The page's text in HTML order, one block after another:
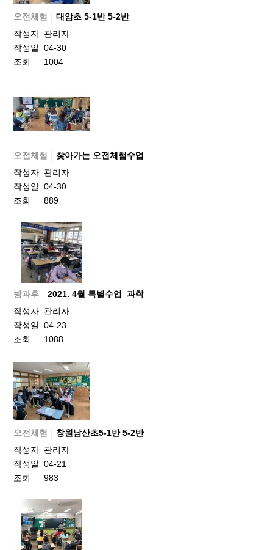
오전체험
대암초 5-1반 5-2반
작성자 관리자
작성일
04-30
조회
1004
오전체험
찾아가는 오전체험수업
작성자 관리자
작성일
04-30
조회
889
방과후
2021. 4월 특별수업_과학
작성자 관리자
작성일
04-23
조회
1088
오전체험
창원남산초5-1반 5-2반
작성자 관리자
작성일
04-21
조회
983